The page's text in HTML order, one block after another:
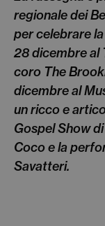
regionale dei
per celebrare
28 dicembre al
coro The
dicembre al
un ricco e
Gospel Show
Coco e la
Savatteri.